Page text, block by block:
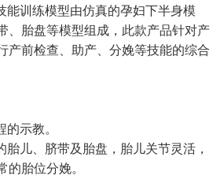
能训练模型由仿真的孕妇下半身模
、胎盘等模型组成，此款产品针对产
产前检查、助产、分娩等技能的综合
示教。
胎儿、脐带及胎盘，胎儿关节灵活，
的胎位分娩。